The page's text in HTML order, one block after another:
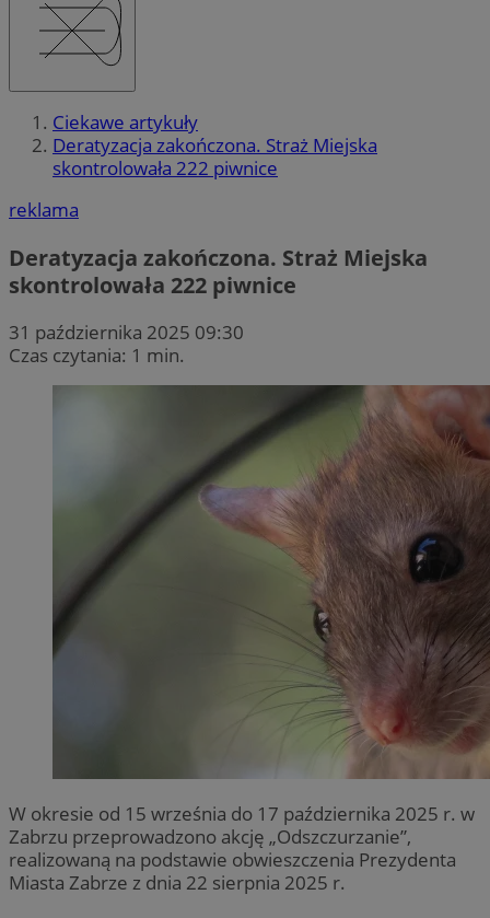
Ciekawe artykuły
Deratyzacja zakończona. Straż Miejska
skontrolowała 222 piwnice
reklama
Deratyzacja zakończona. Straż Miejska
skontrolowała 222 piwnice
31 października 2025 09:30
Czas czytania: 1 min.
W okresie od 15 września do 17 października 2025 r. w
Zabrzu przeprowadzono akcję „Odszczurzanie”,
realizowaną na podstawie obwieszczenia Prezydenta
Miasta Zabrze z dnia 22 sierpnia 2025 r.